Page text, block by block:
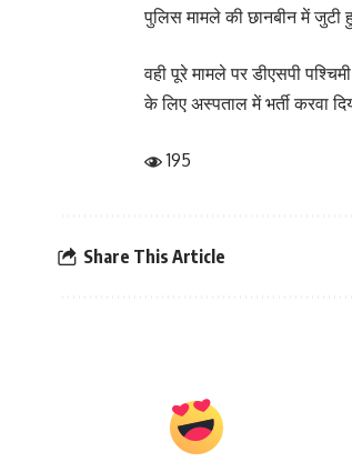
पुलिस मामले की छानबीन में जुटी
वही पूरे मामले पर डीएसपी
के लिए अस्पताल में भर्ती करवा
195
Share This Article